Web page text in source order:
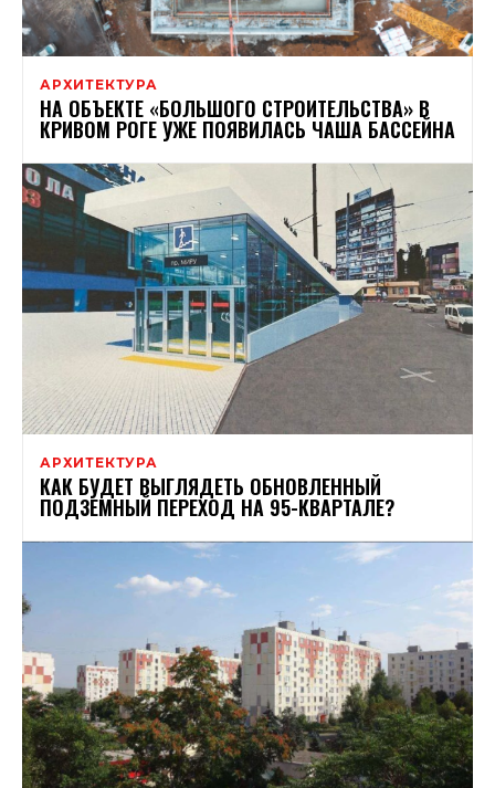
АРХИТЕКТУРА
НА ОБЪЕКТЕ «БОЛЬШОГО СТРОИТЕЛЬСТВА» В
КРИВОМ РОГЕ УЖЕ ПОЯВИЛАСЬ ЧАША БАССЕЙНА
АРХИТЕКТУРА
КАК БУДЕТ ВЫГЛЯДЕТЬ ОБНОВЛЕННЫЙ
ПОДЗЕМНЫЙ ПЕРЕХОД НА 95-КВАРТАЛЕ?